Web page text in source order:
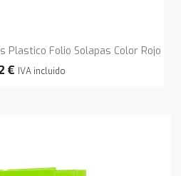
Plastico Folio Solapas Color Rojo
€ IVA incluido